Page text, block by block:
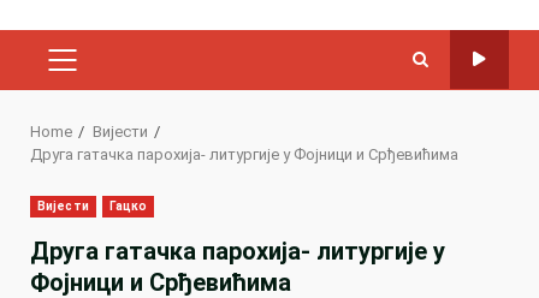
PRIMARY
Home
Вијести
Друга гатачка парохија- литургије у Фојници и Срђевићима
Вијести Гацко
Друга гатачка парохија- литургије у
Фојници и Срђевићима